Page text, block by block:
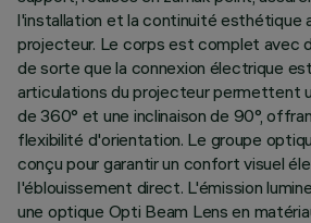
l'installation et la continuité esthétique
projecteur. Le corps est complet avec
de sorte que la connexion électrique
articulations du projecteur permettent
de 360° et une inclinaison de 90°,
flexibilité d'orientation. Le groupe
conçu pour garantir un confort visuel
l'éblouissement direct. L'émission
une optique Opti Beam Lens en